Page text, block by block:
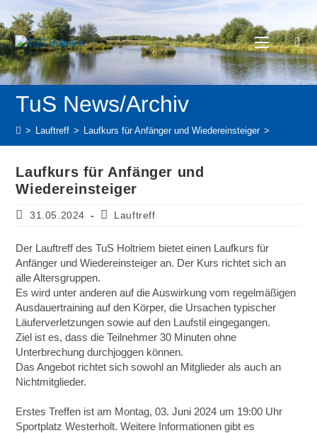
> Lauftreff > Laufkurs für Anfänger und Wiedereinsteiger >
Laufkurs für Anfänger und
Wiedereinsteiger
31.05.2024 Lauftreff
Der Lauftreff des TuS Holtriem bietet einen Laufkurs für
Anfänger und Wiedereinsteiger an. Der Kurs richtet sich an
alle Altersgruppen.
Es wird unter anderen auf die Auswirkung vom regelmäßigen
Ausdauertraining auf den Körper, die Ursachen typischer
Läuferverletzungen sowie auf den Laufstil eingegangen.
Ziel ist es, dass die Teilnehmer 30 Minuten ohne
Unterbrechung durchjoggen können.
Das Angebot richtet sich sowohl an Mitglieder als auch an
Nichtmitglieder.
Erstes Treffen ist am Montag, 03. Juni 2024 um 19:00 Uhr
Sportplatz Westerholt. Weitere Informationen gibt es